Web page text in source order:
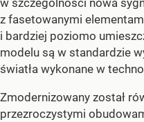
w szczególności nowa
z fasetowanymi
i bardziej poziomo
modelu są w standardzie
światła wykonane w
Zmodernizowany został
przezroczystymi